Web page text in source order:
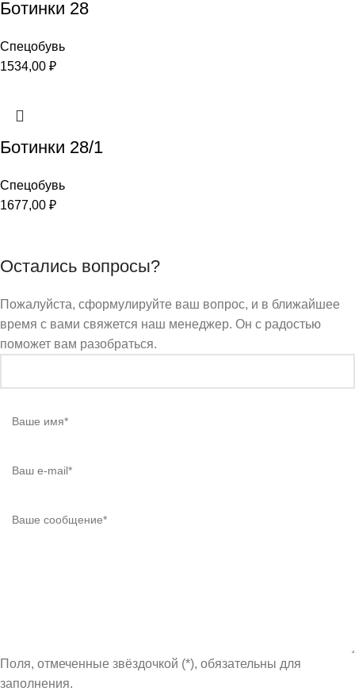
Ботинки 28
Спецобувь
1534,00 ₽
Ботинки 28/1
Спецобувь
1677,00 ₽
Остались вопросы?
Пожалуйста, сформулируйте ваш вопрос, и в ближайшее
время с вами свяжется наш менеджер. Он с радостью
поможет вам разобраться.
Поля, отмеченные звёздочкой (*), обязательны для
заполнения.